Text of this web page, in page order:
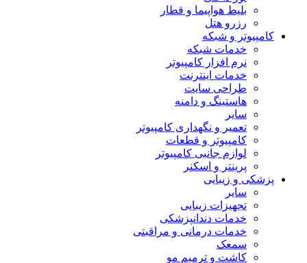
بلیط هواپیما و قطار
رزرو هتل
کامپیوتر و شبکه
خدمات شبکه
نرم افزار کامپیوتر
خدمات اینترنت
طراحی سایت
هاستینگ و دامنه
سایر
تعمیر و نگهداری کامپیوتر
کامپیوتر و قطعات
لوازم جانبی کامپیوتر
پرینتر و اسکنر
پزشکی و زیبایی
سایر
تجهیزات زیبایی
خدمات دندانپزشکی
خدمات درمانی و مراقبتی
سمعک
کاشت و ترمیم مو